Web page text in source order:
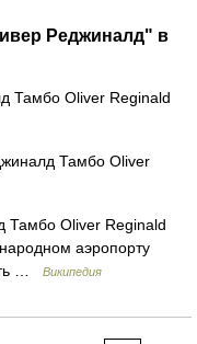
Реджиналд" в
Тамбо Oliver Reginald
Тамбо Oliver
Oliver Reginald
аэропорту
…
Википедия